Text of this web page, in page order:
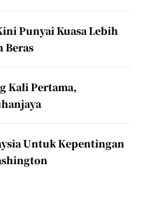
Punyai Kuasa Lebih
Beras
Kali Pertama,
Untuk Kepentingan